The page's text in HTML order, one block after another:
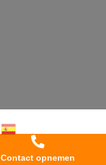

Contact opnemen